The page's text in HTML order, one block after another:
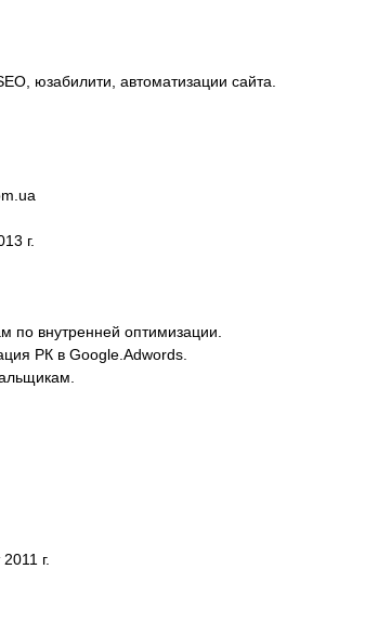
юзабилити, автоматизации сайта.
г.
по внутренней оптимизации.
РК в Google.Adwords.
г.